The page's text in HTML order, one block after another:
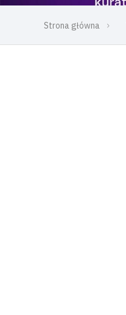
Strona główna